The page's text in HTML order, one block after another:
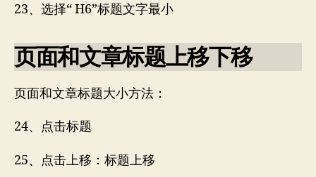
23、选择“ H6”标题文字最小
页面和文章标题上移下移
页面和文章标题大小方法：
24、点击标题
25、点击上移：标题上移